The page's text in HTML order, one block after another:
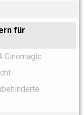
für
Cinemagic